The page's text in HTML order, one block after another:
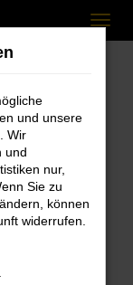
können:
und unsere
Wir
und
nur,
Sie zu
können
widerrufen.